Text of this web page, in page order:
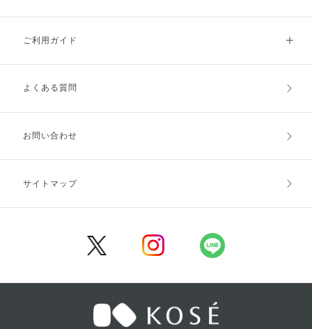
ご利用ガイド
ご利用ガイドトップ
お支払方法
キャンセル・返品・交換
よくある質問
お問い合わせ
サイトマップ